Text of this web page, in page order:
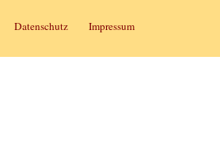
Datenschutz Impressum